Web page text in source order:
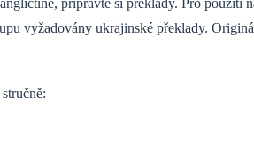
připravte si překlady. Pro použití
vyžadovány ukrajinské překlady.